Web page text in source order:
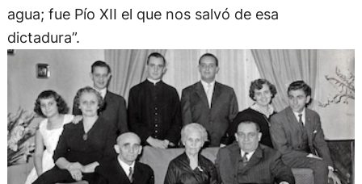
agua; fue Pío XII el que nos salvó de esa
dictadura”.